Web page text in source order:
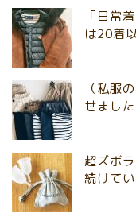
「日常
は20着
（私服
せまし
超ズボ
続けて